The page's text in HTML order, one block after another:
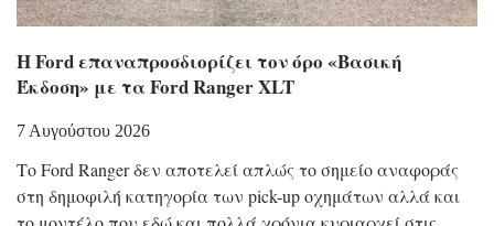
Η Ford επαναπροσδιορίζει τον όρο «Βασική
Έκδοση» με τα Ford Ranger XLT
7 Αυγούστου 2026
Το Ford Ranger δεν αποτελεί απλώς το σημείο αναφοράς
στη δημοφιλή κατηγορία των pick-up οχημάτων αλλά και